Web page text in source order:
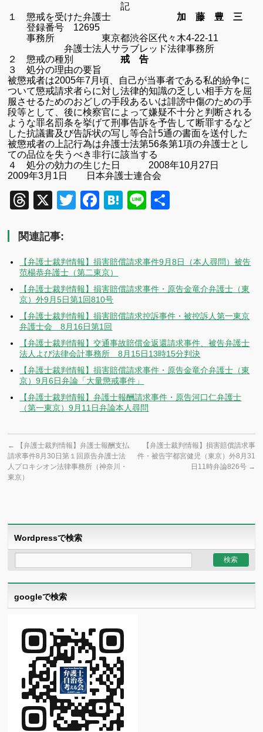
記
１ 懲戒を受けた弁護士
加 藤 豊 三
登録番号 12695
事務所 東京都渋谷区代々木4-22-11
弁護士法人サラブレッド法律事務所
２ 懲戒の種別戒 告
３ 処分の理由の要旨
被懲戒者は2005年7月頃、自己が当事者である私的紛争に
ついて懲戒請求者らに対し法律的知識の乏しい相手方を屈
服させるためのおどしの手段あるいは誹謗中傷のための手
段等として、後に検察官によって嫌疑不十分と判断される
ような罪名罰条を挙げて刑事告訴を予告して断罪するなど
した抗議書及び告訴状の写し等合計5通の書面を送付した
被懲戒者の上記行為は弁護士法第56条第1項の弁護士とし
ての品位を失うべき非行に該当する
４ 処分の効力の生じた日 2008年10月27日
2009年3月1日 日本弁護士連合会
Threads
X TwitterFacebook
Hatena
Line
関連記事:
【弁護士裁判情報】損害賠償請求事件9月8日（本人尋問）被告
范楊恭弁護士（第二東京）
【弁護士裁判情報】損害賠償請求事件・原告金竜介弁護士（東
京）外9月5日第1回810号
【弁護士裁判情報】損害賠償請求控訴事件・被控訴人第一東京
弁護士会 8月16日第1回
【弁護士裁判情報】交通事故賠償金返還請求事件、被告弁護士
法人よび法律会計事務所 8月15日13時15分判決
【弁護士裁判情報】損害賠償請求事件・原告金竜介弁護士（東
京）9月6日弁論「大量懲戒事件」
【弁護士裁判情報】弁護士報酬請求事件・原告河口仁弁護士
（第一東京）9月11日弁論本人尋問
←
【弁護士裁判情報】弁護士報酬支払
請求事件8月30日第１回原告弁護士法
人プロキシオン法律事務所（神奈川・
東京）
【弁護士裁判情報】損害賠償請求事
件・被告宇都宮健児（東京）外8月31
日11時弁論826号 →
Wordpressで検索
googleで検索